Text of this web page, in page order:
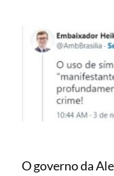
O governo da